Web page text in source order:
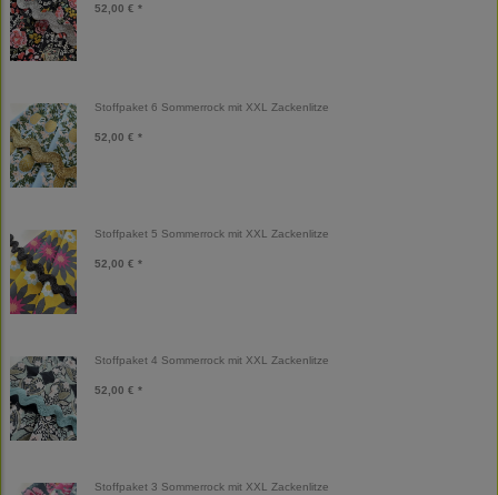
52,00 € *
Stoffpaket 6 Sommerrock mit XXL Zackenlitze
52,00 € *
Stoffpaket 5 Sommerrock mit XXL Zackenlitze
52,00 € *
Stoffpaket 4 Sommerrock mit XXL Zackenlitze
52,00 € *
Stoffpaket 3 Sommerrock mit XXL Zackenlitze